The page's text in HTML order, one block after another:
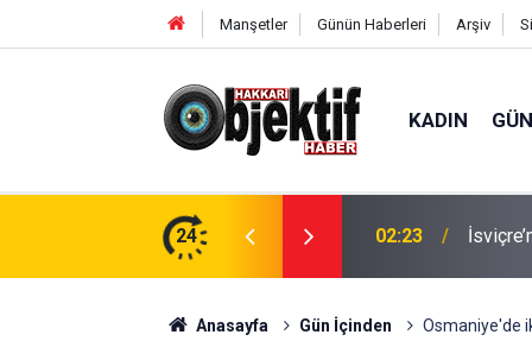
Manşetler Günün Haberleri Arşiv
KADIN
24
TBMM Gündeminde 02:23
Anasayfa Gün İçinden Osmaniye'de